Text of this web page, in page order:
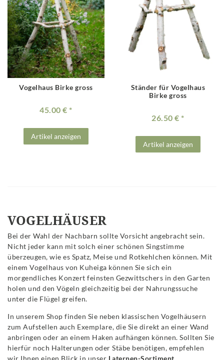
Vogelhaus Birke gross
45.00 €
Artikel anzeigen
Ständer für Vogelhaus
Birke gross
26.50 €
Artikel anzeigen
VOGELHÄUSER
Bei der Wahl der Nachbarn sollte Vorsicht angebracht sein.
Nicht jeder kann mit solch einer schönen Singstimme
überzeugen, wie es Spatz, Meise und Rotkehlchen können. Mit
einem Vogelhaus von Kuheiga können Sie sich ein
morgendliches Konzert feinsten Gezwittschers in den Garten
holen und den Vögeln gleichzeitig bei der Nahrungssuche
unter die Flügel greifen.
In unserem Shop finden Sie neben klassischen Vogelhäusern
zum Aufstellen auch Exemplare, die Sie direkt an einer Wand
anbringen oder an einem Haken aufhängen können. Sollten Sie
hierfür noch Halterungen oder Stäbe benötigen, empfehlen